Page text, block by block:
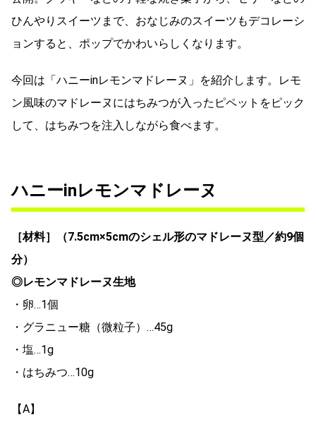
ひんやりスイーツまで、おなじみのスイーツもデコレーシ
ョンすると、ポップでかわいらしくなります。
今回は「ハニーinレモンマドレーヌ」を紹介します。レモ
ン風味のマドレーヌにはちみつが入ったピペットをピック
して、はちみつを注入しながら食べます。
ハニーinレモンマドレーヌ
［材料］（7.5cm×5cmのシェル形のマドレーヌ型／約9個
分）
◎レモンマドレーヌ生地
・卵…1個
・グラニュー糖（微粒子）…45g
・塩…1g
・はちみつ…10g
【A】